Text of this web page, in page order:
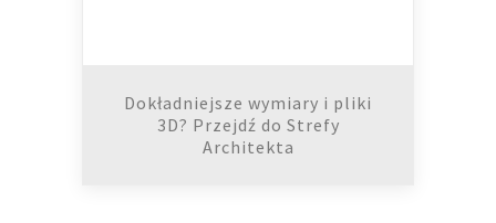
Dokładniejsze wymiary i pliki
3D? Przejdź do Strefy
Architekta